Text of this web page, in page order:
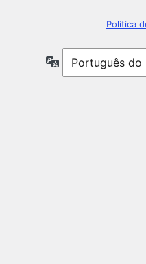
Politica
Idioma